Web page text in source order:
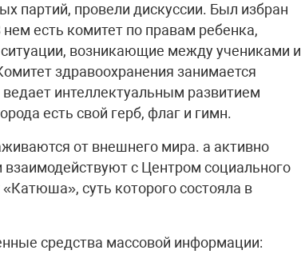
партий, провели дискуссии. Был избран
есть комитет по правам ребенка,
возникающие между учениками и
здравоохранения занимается
интеллектуальным развитием
есть свой герб, флаг и гимн.
от внешнего мира. а активно
с Центром социального
суть которого состояла в
средства массовой информации: